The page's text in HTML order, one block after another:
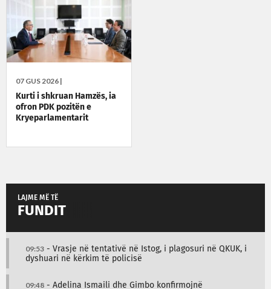
07 GUS 2026 |
Kurti i shkruan Hamzës, ia
ofron PDK pozitën e
Kryeparlamentarit
LAJME MË TË
FUNDIT
09:53 - Vrasje në tentativë në Istog, i plagosuri në QKUK, i
dyshuari në kërkim të policisë
09:48 - Adelina Ismaili dhe Gimbo konfirmojnë